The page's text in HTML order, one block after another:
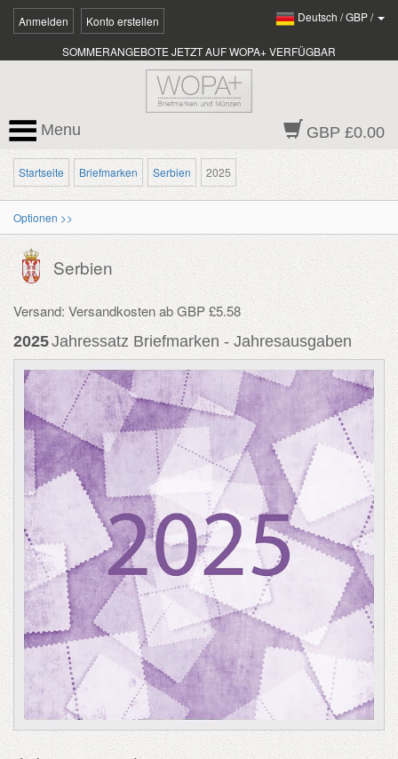
Anmelden Konto erstellen Deutsch /GBP/
SOMMERANGEBOTE JETZT AUF WOPA+ VERFÜGBAR
GBP £0.00
Menu
Startseite Briefmarken Serbien 2025
Optionen >>
Serbien
Versand: Versandkosten ab GBP £5.58
2025Jahressatz Briefmarken - Jahresausgaben